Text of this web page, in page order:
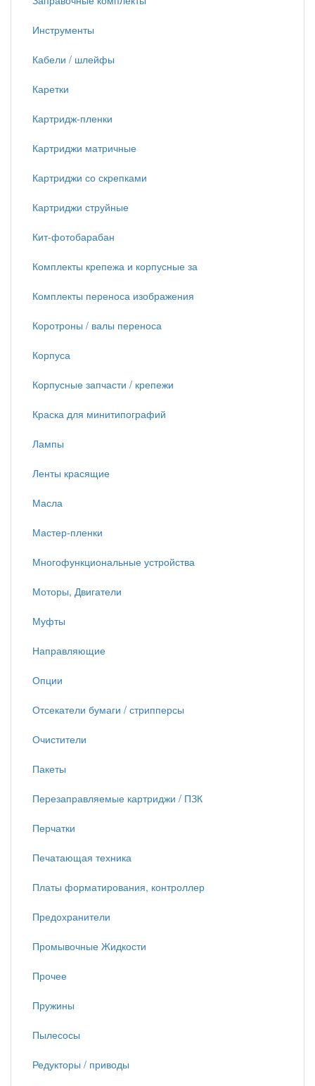
Инструменты
Кабели / шлейфы
Каретки
Картридж-пленки
Картриджи матричные
Картриджи со скрепками
Картриджи струйные
Кит-фотобарабан
Комплекты крепежа и корпусные за
Комплекты переноса изображения
Коротроны / валы переноса
Корпуса
Корпусные запчасти / крепежи
Краска для минитипографий
Лампы
Ленты красящие
Масла
Мастер-пленки
Многофункциональные устройства
Моторы, Двигатели
Муфты
Направляющие
Опции
Отсекатели бумаги / стрипперсы
Очистители
Пакеты
Перезаправляемые картриджи / ПЗК
Перчатки
Печатающая техника
Платы форматирования, контроллер
Предохранители
Промывочные Жидкости
Прочее
Пружины
Пылесосы
Редукторы / приводы